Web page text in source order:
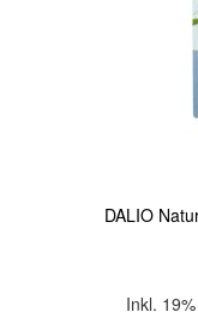
DALIO
Inkl.